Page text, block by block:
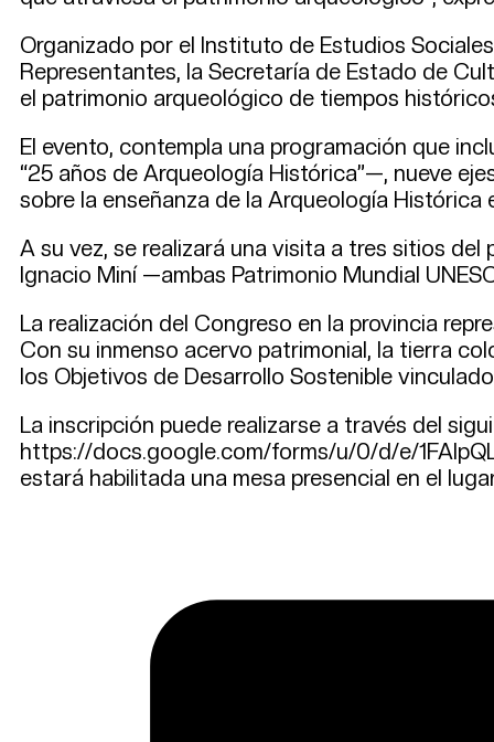
Organizado por el Instituto de Estudios
Representantes, la Secretaría de Estado de
el patrimonio arqueológico de tiempos
El evento, contempla una programación que
“25 años de Arqueología Histórica”—, nueve
sobre la enseñanza de la Arqueología
A su vez, se realizará una visita a tres sitios
Ignacio Miní —ambas Patrimonio Mundial
La realización del Congreso en la provincia
Con su inmenso acervo patrimonial, la tierra
los Objetivos de Desarrollo Sostenible
La inscripción puede realizarse a través del
https://docs.google.com/forms/u/0/d/e/
estará habilitada una mesa presencial en el